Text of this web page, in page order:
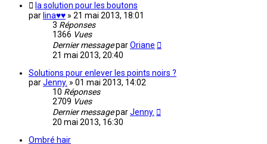
la solution pour les boutons
par lina♥♥ » 21 mai 2013, 18:01
3 Réponses
1366 Vues
Dernier messageparOriane
21 mai 2013, 20:40
Solutions pour enlever les points noirs ?
parJenny. » 01 mai 2013, 14:02
10 Réponses
2709 Vues
Dernier messageparJenny.
20 mai 2013, 16:30
Ombré hair